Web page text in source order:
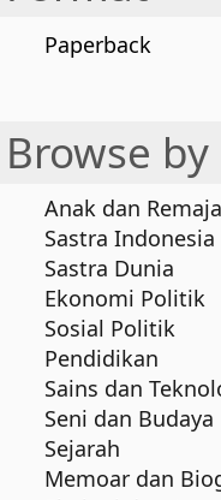
Paperback
Browse by
Anak dan Remaja
Sastra Indonesia
Sastra Dunia
Ekonomi Politik
Sosial Politik
Pendidikan
Sains dan
Seni dan Budaya
Sejarah
Memoar dan